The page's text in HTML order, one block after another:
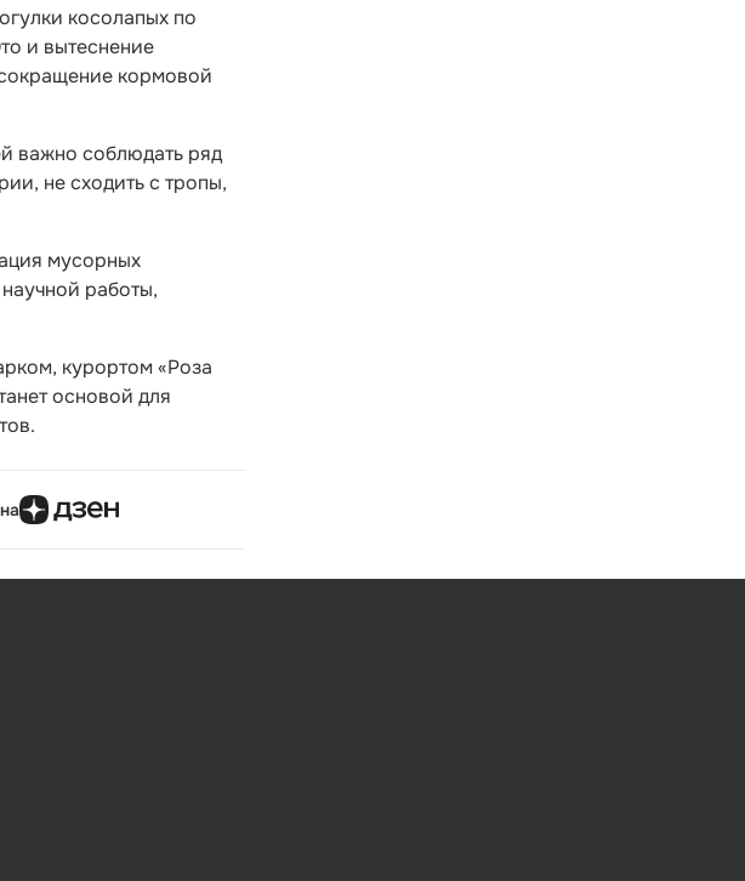
косолапых по
и вытеснение
кормовой
важно соблюдать ряд
не сходить с тропы,
мусорных
работы,
курортом «Роза
основой для